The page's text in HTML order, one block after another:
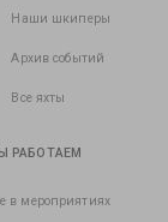
Наши шкиперы
Архив событий
Все яхты
РАБОТАЕМ
в мероприятиях